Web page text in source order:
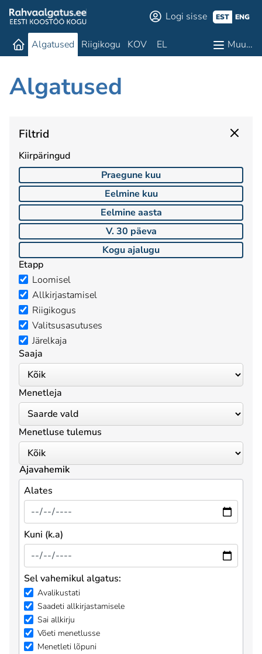
Logi sisse EST ENG
Algatused Riigikogu KOV EL Muu…
Algatused
Filtrid
Kiirpäringud
Praegune kuu
Eelmine kuu
Eelmine aasta
V. 30 päeva
Kogu ajalugu
Etapp
Loomisel
Allkirjastamisel
Riigikogus
Valitsusasutuses
Järelkaja
Saaja
Menetleja
Menetluse tulemus
Ajavahemik
Alates
Kuni (k.a)
Sel vahemikul algatus:
Avalikustati
Saadeti allkirjastamisele
Sai allkirju
Võeti menetlusse
Menetleti lõpuni